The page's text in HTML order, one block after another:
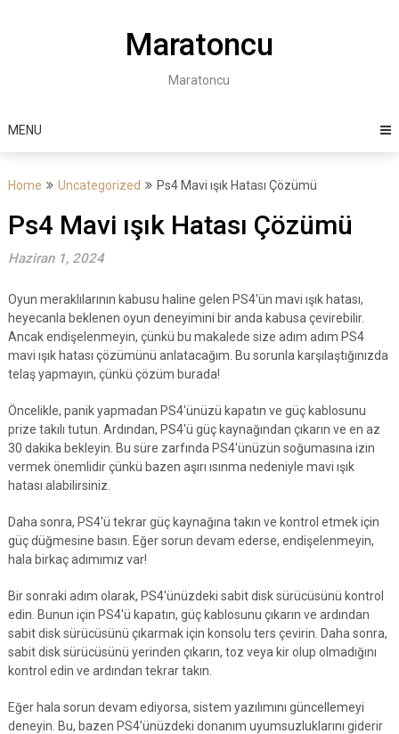
Maratoncu
Maratoncu
MENU
Home Uncategorized Ps4 Mavi ışık Hatası Çözümü
Ps4 Mavi ışık Hatası Çözümü
Haziran 1, 2024
Oyun meraklılarının kabusu haline gelen PS4'ün mavi ışık hatası,
heyecanla beklenen oyun deneyimini bir anda kabusa çevirebilir.
Ancak endişelenmeyin, çünkü bu makalede size adım adım PS4
mavi ışık hatası çözümünü anlatacağım. Bu sorunla karşılaştığınızda
telaş yapmayın, çünkü çözüm burada!
Öncelikle, panik yapmadan PS4'ünüzü kapatın ve güç kablosunu
prize takılı tutun. Ardından, PS4'ü güç kaynağından çıkarın ve en az
30 dakika bekleyin. Bu süre zarfında PS4'ünüzün soğumasına izin
vermek önemlidir çünkü bazen aşırı ısınma nedeniyle mavi ışık
hatası alabilirsiniz.
Daha sonra, PS4'ü tekrar güç kaynağına takın ve kontrol etmek için
güç düğmesine basın. Eğer sorun devam ederse, endişelenmeyin,
hala birkaç adımımız var!
Bir sonraki adım olarak, PS4'ünüzdeki sabit disk sürücüsünü kontrol
edin. Bunun için PS4'ü kapatın, güç kablosunu çıkarın ve ardından
sabit disk sürücüsünü çıkarmak için konsolu ters çevirin. Daha sonra,
sabit disk sürücüsünü yerinden çıkarın, toz veya kir olup olmadığını
kontrol edin ve ardından tekrar takın.
Eğer hala sorun devam ediyorsa, sistem yazılımını güncellemeyi
deneyin. Bu, bazen PS4'ünüzdeki donanım uyumsuzluklarını giderir